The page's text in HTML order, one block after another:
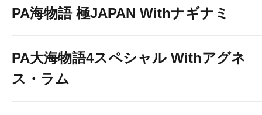
PA海物語 極JAPAN Withナギナミ
PA大海物語4スペシャル Withアグネ
ス・ラム